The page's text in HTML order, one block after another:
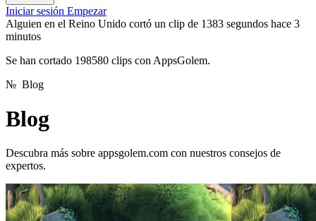
Iniciar sesión Empezar
161 clips cortados hoy hoy
Blog
expertos.